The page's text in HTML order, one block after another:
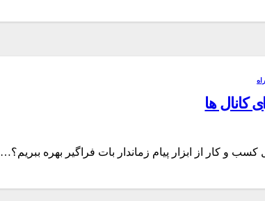
کانال ها
و کار از ابزار پیام زماندار بات فراگیر بهره ببریم؟…